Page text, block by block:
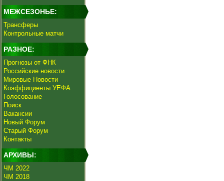
МЕЖСЕЗОНЬЕ:
Трансферы
Контрольные матчи
РАЗНОЕ:
Прогнозы от ФНК
Российские новости
Мировые Новости
Коэффициенты УЕФА
Голосование
Поиск
Вакансии
Новый Форум
Старый Форум
Контакты
АРХИВЫ:
ЧМ 2022
ЧМ 2018